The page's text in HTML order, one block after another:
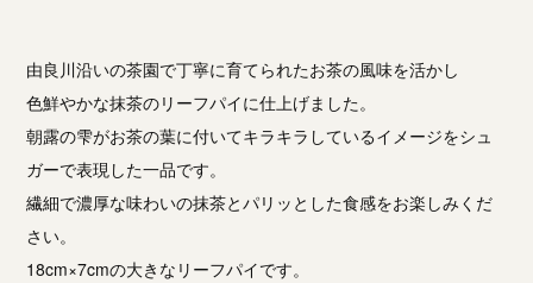
由良川沿いの茶園で丁寧に育てられたお茶の風味を活かし
色鮮やかな抹茶のリーフパイに仕上げました。
朝露の雫がお茶の葉に付いてキラキラしているイメージをシュ
ガーで表現した一品です。
繊細で濃厚な味わいの抹茶とパリッとした食感をお楽しみくだ
さい。
18cm×7cmの大きなリーフパイです。